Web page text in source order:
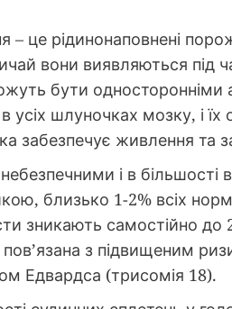
– це рідинонаповнені
вони виявляються під
бути
усіх шлуночках мозку, і
забезпечує живлення та
і в
близько 1-2% всіх
зникають самостійно до
пов’язана з підвищеним
Едвардса (трисомія 18).